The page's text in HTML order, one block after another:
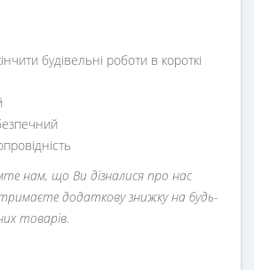
будівельні роботи в короткі
нам, що Ви дізналися про нас
додаткову знижку на будь-
товарів.